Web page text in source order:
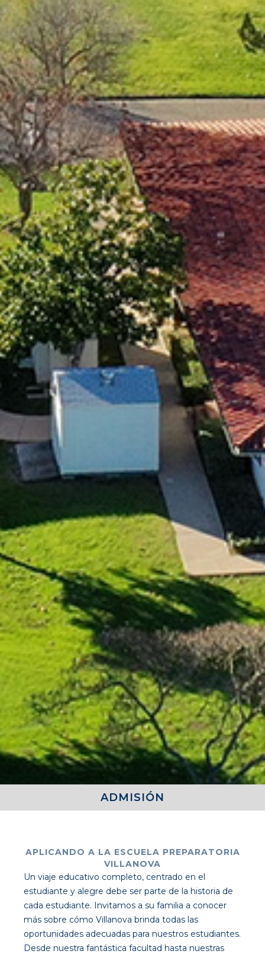
ADMISIÓN
APLICANDO A LA ESCUELA PREPARATORIA
VILLANOVA
Un viaje educativo completo, centrado en el
estudiante y alegre debe ser parte de la historia de
cada estudiante. Invitamos a su familia a conocer
más sobre cómo Villanova brinda todas las
oportunidades adecuadas para nuestros estudiantes.
Desde nuestra fantástica facultad hasta nuestras